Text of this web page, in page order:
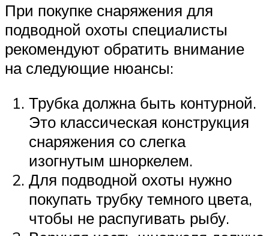
При покупке снаряжения для
подводной охоты специалисты
рекомендуют обратить внимание
на следующие нюансы:
Трубка должна быть контурной.
Это классическая конструкция
снаряжения со слегка
изогнутым шноркелем.
Для подводной охоты нужно
покупать трубку темного цвета,
чтобы не распугивать рыбу.